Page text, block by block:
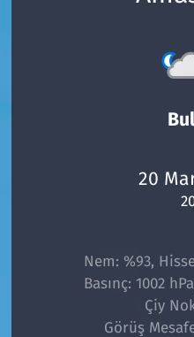
20
Nem: %93,
Basınç: 1002
Çiy
Görüş